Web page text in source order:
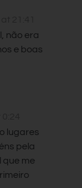
não era
e boas
lugares
pela
que me